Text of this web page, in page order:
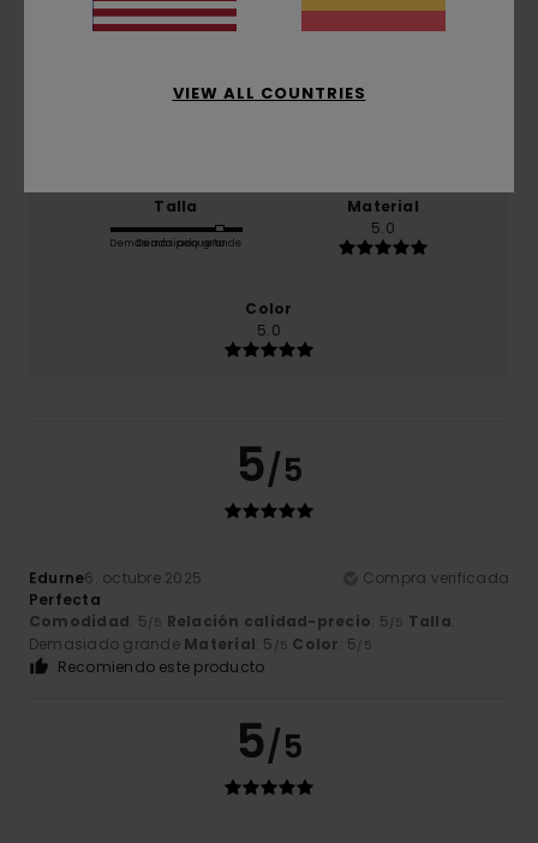
Relación calidad-precio
Talla
Demasiado pequeño
Demasiado grande
Material
5.0
Color
5.0
5/5
Edurne6. octubre 2025
Compra verificada
Perfecta
Comodidad: 5/5 Relación calidad-precio: 5/5 Talla:
Demasiado grande Material: 5 /5 Color: 5/5
Recomiendo este producto
5/5
VIEW ALL COUNTRIES